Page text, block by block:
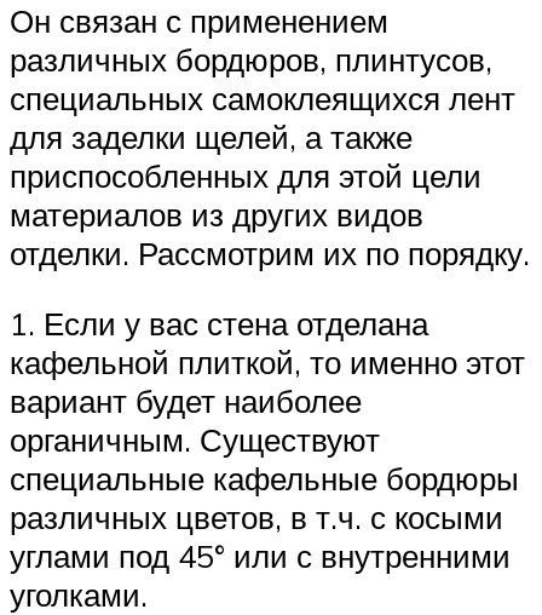
Он связан с применением
различных бордюров, плинтусов,
специальных самоклеящихся лент
для заделки щелей, а также
приспособленных для этой цели
материалов из других видов
отделки. Рассмотрим их по порядку.
1. Если у вас стена отделана
кафельной плиткой, то именно этот
вариант будет наиболее
органичным. Существуют
специальные кафельные бордюры
различных цветов, в т.ч. с косыми
углами под 45° или с внутренними
уголками.